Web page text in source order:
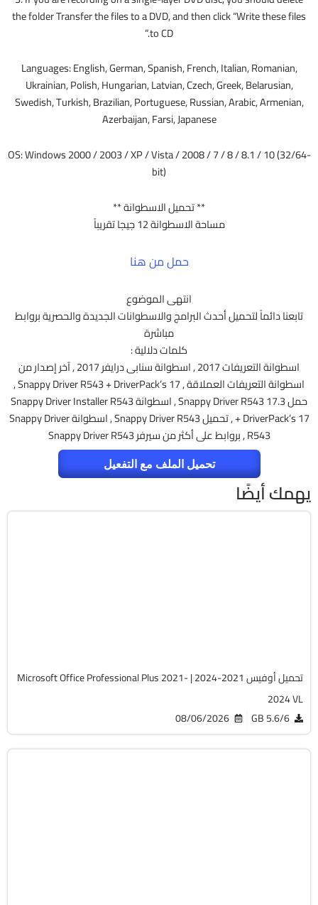
the folder Transfer the files to a DVD, and then click “Write these files
to CD.”
Languages: English, German, Spanish, French, Italian, Romanian,
Ukrainian, Polish, Hungarian, Latvian, Czech, Greek, Belarusian,
Swedish, Turkish, Brazilian, Portuguese, Russian, Arabic, Armenian,
Azerbaijan, Farsi, Japanese
OS: Windows 2000 / 2003 / XP / Vista / 2008 / 7 / 8 / 8.1 / 10 (32/64-
bit)
** تحميل الاسطوانة **
مساحة الاسطوانة 12 جيجا تقريباً
حمل من هنا
انتهى الموضوع
تابعنا دائماً لتحميل أحدث البرامج والاسطوانات الجديدة والحصرية بروابط
مباشرة
كلمات دلالية :
اسطوانة التعريفات 2017 , اسطوانة سنابى درايفر 2017 , آخر إصدار من
اسطوانة التعريفات العملاقة , Snappy Driver R543 + DriverPack’s 17 ,
حمل Snappy Driver R543 17.3 , اسطوانة Snappy Driver Installer R543
+ DriverPack’s 17 , تحميل Snappy Driver R543 , اسطوانة Snappy Driver
R543 , بروابط على أكثر من سيرفر Snappy Driver R543
تحميل الملف مع التفعيل
يهمك أيضًا
تحميل أوفيس 2021-2024 | Microsoft Office Professional Plus 2021-
2024 VL
5.6/6 GB
08/06/2026